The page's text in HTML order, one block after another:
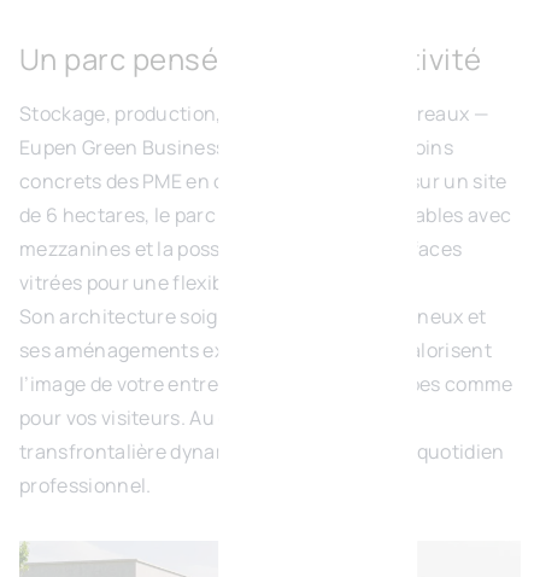
Un parc pensé pour votre activité
Stockage, production, showroom B2B ou bureaux —
Eupen Green Business Park répond aux besoins
concrets des PME en croissance. Implanté sur un site
de 6 hectares, le parc offre 47 unités modulables avec
mezzanines et la possibilité de grandes surfaces
vitrées pour une flexibilité rare.
Son architecture soignée, ses espaces lumineux et
ses aménagements extérieurs qualitatifs valorisent
l’image de votre entreprise — pour vos équipes comme
pour vos visiteurs. Au cœur d’une zone
transfrontalière dynamique, il facilite votre quotidien
professionnel.